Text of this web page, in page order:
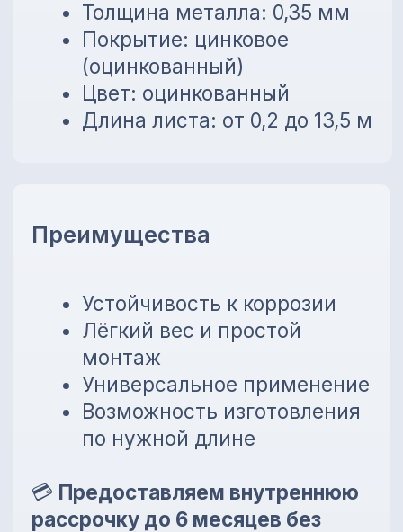
Предоставляем внутреннюю
рассрочку до 6 месяцев без